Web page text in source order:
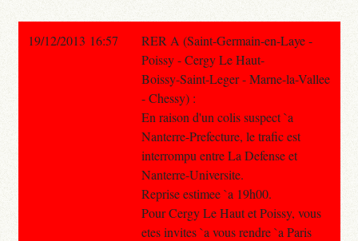
19/12/2013 16:57
RER A (Saint-Germain-en-Laye -
Poissy - Cergy Le Haut-
Boissy-Saint-Leger - Marne-la-Vallee
- Chessy) :
En raison d'un colis suspect `a
Nanterre-Prefecture, le trafic est
interrompu entre La Defense et
Nanterre-Universite.
Reprise estimee `a 19h00.
Pour Cergy Le Haut et Poissy, vous
etes invites `a vous rendre `a Paris